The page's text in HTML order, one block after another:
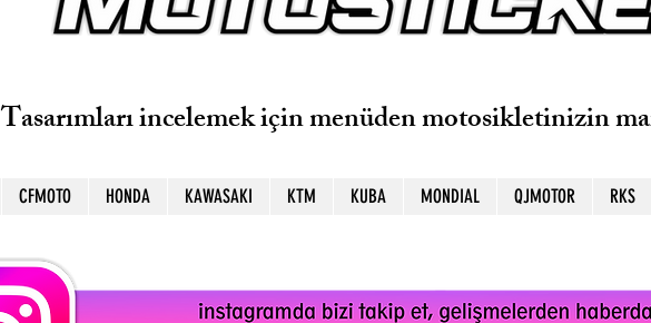
Tasarımları incelemek için menüden motosikletinizin
CFMOTO HONDA KAWASAKI KTM KUBA MONDIAL QJMOTOR RKS